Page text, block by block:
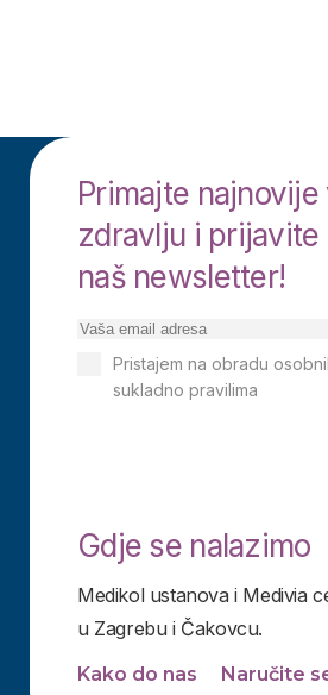
Primajte
zdravlju i prijavite
naš newsletter!
Pristajem na obradu
sukladno pravilima
Gdje se nalazimo
Medikol ustanova i Medivia
u Zagrebu i Čakovcu.
Kako do nas Naručite